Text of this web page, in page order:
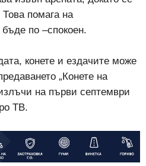
помага на
по –спокоен.
конете и ездачите може
„Конете на
на първи септември
ТВ.